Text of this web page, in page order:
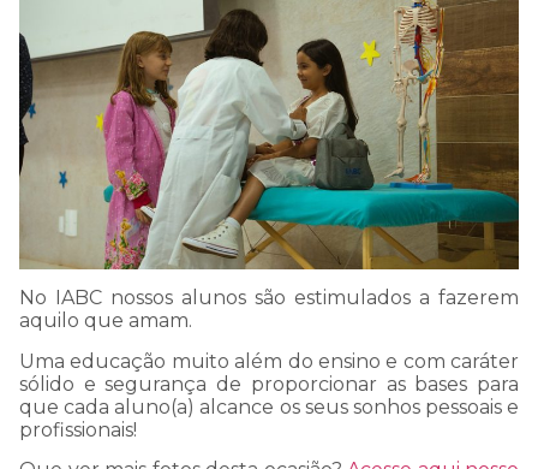
No IABC nossos alunos são estimulados a fazerem
aquilo que amam.
Uma educação muito além do ensino e com caráter
sólido e segurança de proporcionar as bases para
que cada aluno(a) alcance os seus sonhos pessoais e
profissionais!
Estamos passando por
uma instabilidade em
nosso WhatsApp, e talvez
nossa resposta a sua
mensagem demore mais
que o normal.
Por isso, pedimos sua
compreensão e